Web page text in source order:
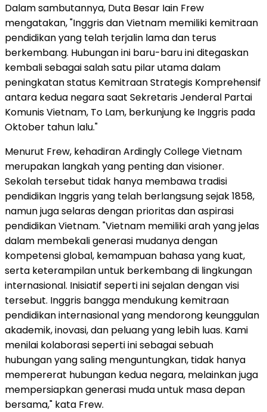
Dalam sambutannya, Duta Besar Iain Frew
mengatakan, "Inggris dan Vietnam memiliki kemitraan
pendidikan yang telah terjalin lama dan terus
berkembang. Hubungan ini baru-baru ini ditegaskan
kembali sebagai salah satu pilar utama dalam
peningkatan status Kemitraan Strategis Komprehensif
antara kedua negara saat Sekretaris Jenderal Partai
Komunis Vietnam, To Lam, berkunjung ke Inggris pada
Oktober tahun lalu."
Menurut Frew, kehadiran Ardingly College Vietnam
merupakan langkah yang penting dan visioner.
Sekolah tersebut tidak hanya membawa tradisi
pendidikan Inggris yang telah berlangsung sejak 1858,
namun juga selaras dengan prioritas dan aspirasi
pendidikan Vietnam. "Vietnam memiliki arah yang jelas
dalam membekali generasi mudanya dengan
kompetensi global, kemampuan bahasa yang kuat,
serta keterampilan untuk berkembang di lingkungan
internasional. Inisiatif seperti ini sejalan dengan visi
tersebut. Inggris bangga mendukung kemitraan
pendidikan internasional yang mendorong keunggulan
akademik, inovasi, dan peluang yang lebih luas. Kami
menilai kolaborasi seperti ini sebagai sebuah
hubungan yang saling menguntungkan, tidak hanya
mempererat hubungan kedua negara, melainkan juga
mempersiapkan generasi muda untuk masa depan
bersama," kata Frew.